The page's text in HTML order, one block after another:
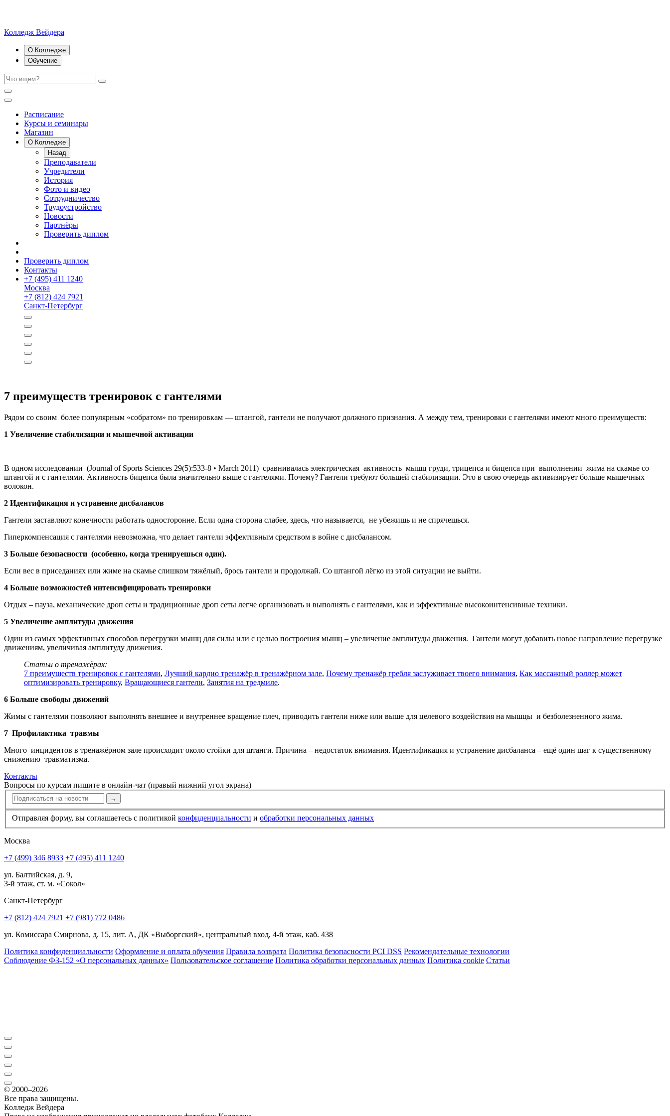
Колледж Вейдера
О Колледже
Обучение
Расписание
Курсы и семинары
Магазин
О Колледже
Назад
Преподаватели
Учредители
История
Фото и видео
Сотрудничество
Трудоустройство
Новости
Партнёры
Проверить диплом
Проверить диплом
Контакты
+7 (495) 411 1240
Москва
+7 (812) 424 7921
Санкт-Петербург
7 преимуществ тренировок с гантелями
Рядом со своим более популярным «собратом» по тренировкам — штангой, гантели не получают должного признания. А между тем, тренировки с гантелями имеют много преимуществ:
1 Увеличение стабилизации и мышечной активации
В одном исследовании (Journal of Sports Sciences 29(5):533-8 • March 2011) сравнивалась электрическая активность мышц груди, трицепса и бицепса при выполнении жима на скамье со
штангой и с гантелями. Активность бицепса была значительно выше с гантелями. Почему? Гантели требуют большей стабилизации. Это в свою очередь активизирует больше мышечных
волокон.
2 Идентификация и устранение дисбалансов
Гантели заставляют конечности работать односторонне. Если одна сторона слабее, здесь, что называется, не убежишь и не спрячешься.
Гиперкомпенсация с гантелями невозможна, что делает гантели эффективным средством в войне с дисбалансом.
3 Больше безопасности (особенно, когда тренируешься один).
Если вес в приседаниях или жиме на скамье слишком тяжёлый, брось гантели и продолжай. Со штангой лёгко из этой ситуации не выйти.
4 Больше возможностей интенсифицировать тренировки
Отдых – пауза, механические дроп сеты и традиционные дроп сеты легче организовать и выполнять с гантелями, как и эффективные высокоинтенсивные техники.
5 Увеличение амплитуды движения
Один из самых эффективных способов перегрузки мышц для силы или с целью построения мышц – увеличение амплитуды движения. Гантели могут добавить новое направление перегрузке
движениям, увеличивая амплитуду движения.
Статьи о тренажёрах:
7 преимуществ тренировок с гантелями, Лучший кардио тренажёр в тренажёрном зале, Почему тренажёр гребля заслуживает твоего внимания, Как массажный роллер может
оптимизировать тренировку, Вращающиеся гантели, Занятия на тредмиле.
6 Больше свободы движений
Жимы с гантелями позволяют выполнять внешнее и внутреннее вращение плеч, приводить гантели ниже или выше для целевого воздействия на мышцы и безболезненного жима.
7 Профилак­тика травмы
Много инцидентов в тренажёрном зале происходит около стойки для штанги. Причина – недостаток внимания. Идентификация и устранение дисбаланса – ещё один шаг к существенному
снижению травматизма.
Контакты
Вопросы по курсам пишите в онлайн-чат (правый нижний угол экрана)
→
Отправляя форму, вы соглашаетесь с политикой конфи­ден­циальности и обработки персональных данных
Москва
+7 (499) 346 8933 +7 (495) 411 1240
ул. Балтийская, д. 9,
3-й этаж, ст. м. «Сокол»
Санкт-Петербург
+7 (812) 424 7921 +7 (981) 772 0486
ул. Комиссара Смирнова, д. 15, лит. А, ДК «Выборгский», центральный вход, 4-й этаж, каб. 438
Политика конфиденциальности Оформление и оплата обучения Правила возврата Политика безопасности PCI DSS Рекомендательные технологии
Соблюдение ФЗ-152 «О персональ­ных данных» Пользовательское соглашение Политика обработки персональных данных Политика cookie Статьи
© 2000–2026
Все права защищены.
Колледж Вейдера